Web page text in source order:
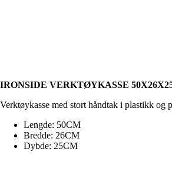
IRONSIDE VERKTØYKASSE
Verktøykasse med stort håndtak i plastikk og
Lengde: 50CM
Bredde: 26CM
Dybde: 25CM